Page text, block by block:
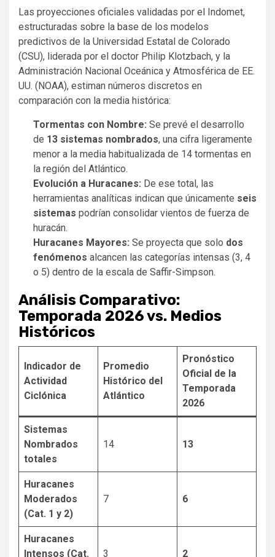
Las proyecciones oficiales validadas por el Indomet,
estructuradas sobre la base de los modelos
predictivos de la Universidad Estatal de Colorado
(CSU), liderada por el doctor Philip Klotzbach, y la
Administración Nacional Oceánica y Atmosférica de EE.
UU. (NOAA), estiman números discretos en
comparación con la media histórica:
Tormentas con Nombre: Se prevé el desarrollo
de 13 sistemas nombrados, una cifra ligeramente
menor a la media habitualizada de 14 tormentas en
la región del Atlántico.
Evolución a Huracanes: De ese total, las
herramientas analíticas indican que únicamente seis
sistemas podrían consolidar vientos de fuerza de
huracán.
Huracanes Mayores: Se proyecta que solo dos
fenómenos alcancen las categorías intensas (3, 4
o 5) dentro de la escala de Saffir-Simpson.
Análisis Comparativo:
Temporada 2026 vs. Medios
Históricos
Indicador de
Actividad
Ciclónica
Promedio
Histórico del
Atlántico
Pronóstico
Oficial de la
Temporada
2026
Sistemas
Nombrados
totales
14 13
Huracanes
Moderados
(Cat. 1 y 2)
7 6
Huracanes
Intensos (Cat.
3 2